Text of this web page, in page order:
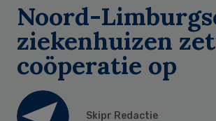
Noord-
ziekenhuizen
coöperatie op
Skipr Redactie